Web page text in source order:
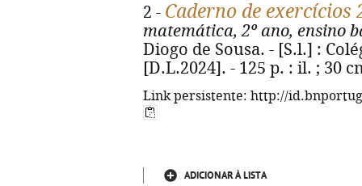
2 - Caderno de exercícios
matemática, 2º ano, ensino
Diogo de Sousa. - [S.l.] :
[D.L.2024]. - 125 p. : il. ; 30
Link persistente: http://
ADICIONAR À LISTA